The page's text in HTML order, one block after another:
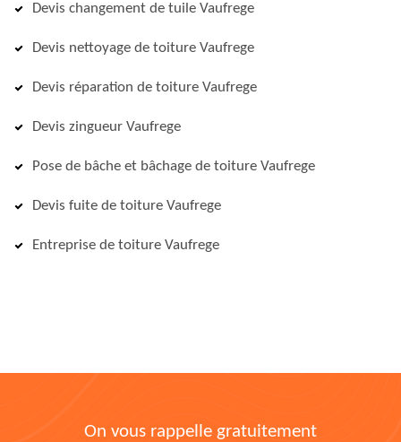
Devis changement de tuile Vaufrege
Devis nettoyage de toiture Vaufrege
Devis réparation de toiture Vaufrege
Devis zingueur Vaufrege
Pose de bâche et bâchage de toiture Vaufrege
Devis fuite de toiture Vaufrege
Entreprise de toiture Vaufrege
On vous rappelle gratuitement